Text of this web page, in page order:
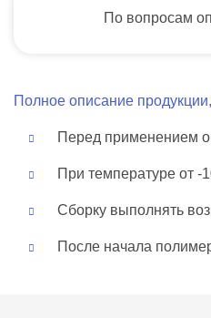
По вопросам
Полное описание
Перед применением
При температуре от -
Сборку выполнять
После начала